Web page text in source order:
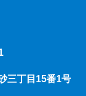
三丁目15番1号